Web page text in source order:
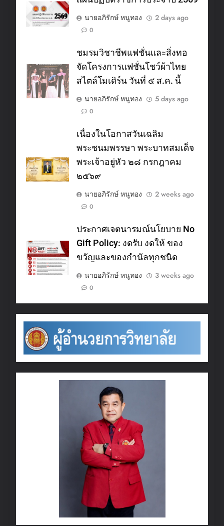
นายอภิรักษ์ หนูทอง
2 days ago
0
ชมรมวิชาชีพแฟชั่นและสิ่งทอ
จัดโครงการแฟชั่นโชว์ผ้าไทย
สไตล์โมเดิร์น วันที่ ๕ ส.ค. นี้
นายอภิรักษ์ หนูทอง
5 days ago
0
เนื่องในโอกาสวันเฉลิม
พระชนมพรรษา พระบาทสมเด็จ
พระเจ้าอยู่หัว ๒๘ กรกฎาคม
๒๕๖๙
นายอภิรักษ์ หนูทอง
2 weeks ago
0
ประกาศเจตนารมณ์นโยบาย No
Gift Policy: งดรับ งดให้ ของ
ขวัญและของกำนัลทุกชนิด
นายอภิรักษ์ หนูทอง
3 weeks ago
0